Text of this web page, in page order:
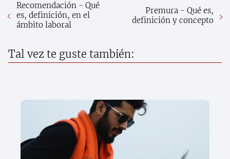
Recomendación - Qué
es, definición, en el
ámbito laboral
Premura - Qué es,
definición y concepto
Tal vez te guste también: